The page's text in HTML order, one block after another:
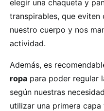
elegir una chaqueta y
transpirables, que eviten
nuestro cuerpo y nos
actividad.
Además, es
ropa para poder regular
según nuestras
utilizar una primera